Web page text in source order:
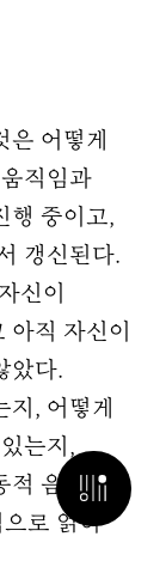
어떻게
직임과
행 중이고,
갱신된다.
신이
직 자신이
았다.
지, 어떻게
는지,
적 음조들
로 얽혀